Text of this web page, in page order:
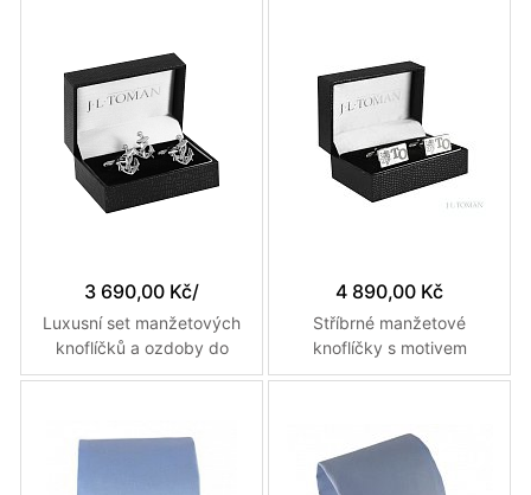
3 690,00 Kč/
Luxusní set manžetových
knoflíčků a ozdoby do
klopy saka s motivem
4 890,00 Kč
Stříbrné manžetové
knoflíčky s motivem
Českého státního znaku a